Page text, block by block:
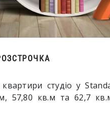
квартири студіо у
57,80 кв.м та 62,7